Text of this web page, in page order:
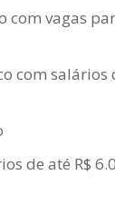
com vagas
com salários
de até R$